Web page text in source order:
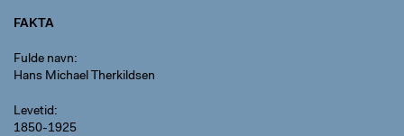
FAKTA
Fulde navn
Hans Michael Therkildsen
Levetid
1850-1925